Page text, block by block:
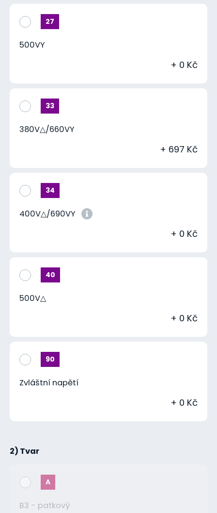
27
500VY
+ 0 Kč
33
380V△/660VY
+ 697 Kč
34
400V△/690VY
+ 0 Kč
40
500V△
+ 0 Kč
90
Zvláštní napětí
+ 0 Kč
2) Tvar
A
B3 - patkový